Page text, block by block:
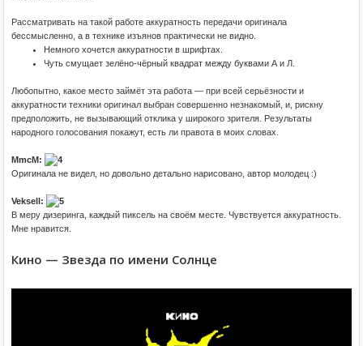
Рассматривать на такой работе аккуратность передачи оригинала
бессмысленно, а в технике изъянов практически не видно.
Немного хочется аккуратности в шрифтах.
Чуть смущает зелёно-чёрный квадрат между буквами А и Л.
Любопытно, какое место займёт эта работа — при всей серьёзности и
аккуратности техники оригинал выбран совершенно незнакомый, и, рискну
предположить, не вызывающий отклика у широкого зрителя. Результаты
народного голосования покажут, есть ли правота в моих словах.
MmcM:
Оригинала не видел, но довольно детально нарисовано, автор молодец :)
Veksell:
В меру дизеринга, каждый пиксель на своём месте. Чувствуется аккуратность.
Мне нравится.
Кино — Звезда по имени Солнце